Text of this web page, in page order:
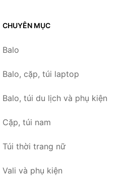
CHUYÊN MỤC
Balo
Balo, cặp, túi laptop
Balo, túi du lịch và phụ kiện
Cặp, túi nam
Túi thời trang nữ
Vali và phụ kiện